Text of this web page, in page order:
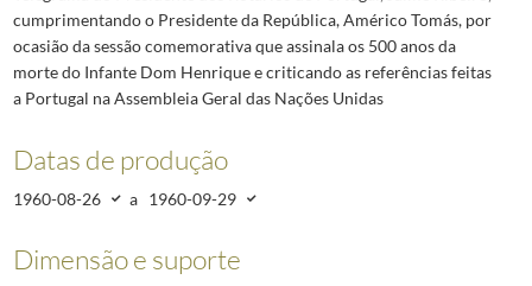
cumprimentando o Presidente da República, Américo Tomás, por
ocasião da sessão comemorativa que assinala os 500 anos da
morte do Infante Dom Henrique e criticando as referências feitas
a Portugal na Assembleia Geral das Nações Unidas
Datas de produção
1960-08-26 a 1960-09-29
Dimensão e suporte